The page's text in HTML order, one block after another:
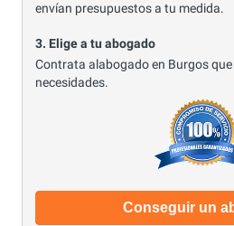
envían presupuestos a tu medida.
3. Elige a tu abogado
Contrata alabogado en Burgos
necesidades.
Conseguir un